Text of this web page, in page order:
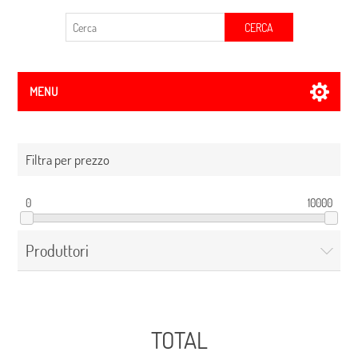
CERCA
MENU
Filtra per prezzo
0 10000
Produttori
TOTAL